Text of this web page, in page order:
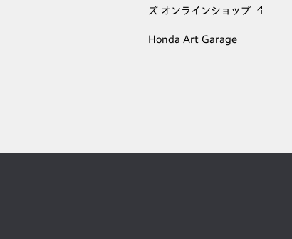
ズ オンラインショップ
Honda Art Garage